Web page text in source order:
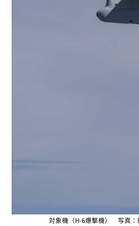
対象機（H-6爆撃機） 写真：